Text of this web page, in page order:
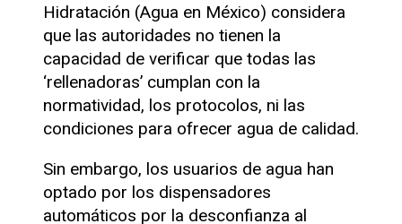
Hidratación (Agua en México) considera
que las autoridades no tienen la
capacidad de verificar que todas las
‘rellenadoras’ cumplan con la
normatividad, los protocolos, ni las
condiciones para ofrecer agua de calidad.
Sin embargo, los usuarios de agua han
optado por los dispensadores
automáticos por la desconfianza al